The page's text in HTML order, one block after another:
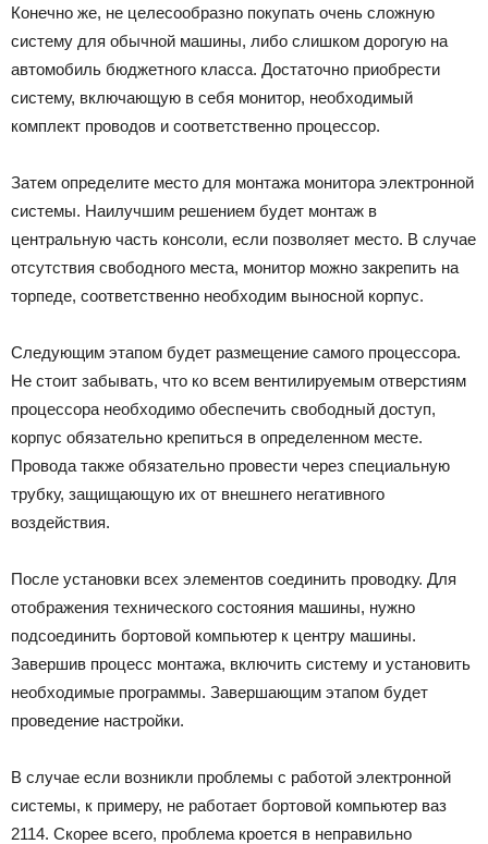
Конечно же, не целесообразно покупать очень сложную
систему для обычной машины, либо слишком дорогую на
автомобиль бюджетного класса. Достаточно приобрести
систему, включающую в себя монитор, необходимый
комплект проводов и соответственно процессор.
Затем определите место для монтажа монитора электронной
системы. Наилучшим решением будет монтаж в
центральную часть консоли, если позволяет место. В случае
отсутствия свободного места, монитор можно закрепить на
торпеде, соответственно необходим выносной корпус.
Следующим этапом будет размещение самого процессора.
Не стоит забывать, что ко всем вентилируемым отверстиям
процессора необходимо обеспечить свободный доступ,
корпус обязательно крепиться в определенном месте.
Провода также обязательно провести через специальную
трубку, защищающую их от внешнего негативного
воздействия.
После установки всех элементов соединить проводку. Для
отображения технического состояния машины, нужно
подсоединить бортовой компьютер к центру машины.
Завершив процесс монтажа, включить систему и установить
необходимые программы. Завершающим этапом будет
проведение настройки.
В случае если возникли проблемы с работой электронной
системы, к примеру, не работает бортовой компьютер ваз
2114. Скорее всего, проблема кроется в неправильно